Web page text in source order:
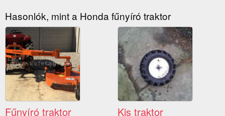
Hasonlók, mint a Honda fűnyíró traktor
Fűnyíró traktor Kis traktor